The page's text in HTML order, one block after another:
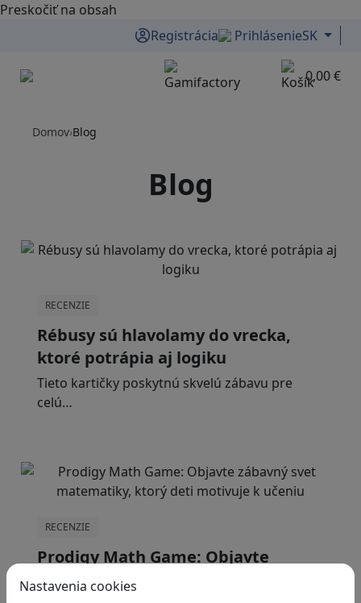
Preskočiť na obsah
Registrácia
PrihlásenieSK
0,00 €
Nastavenia cookies
Domov›Blog
Blog
RECENZIE
Rébusy sú hlavolamy do vrecka,
ktoré potrápia aj logiku
Tieto kartičky poskytnú skvelú zábavu pre
celú…
RECENZIE
Prodigy Math Game: Objavte
zábavný svet matematiky, ktorý